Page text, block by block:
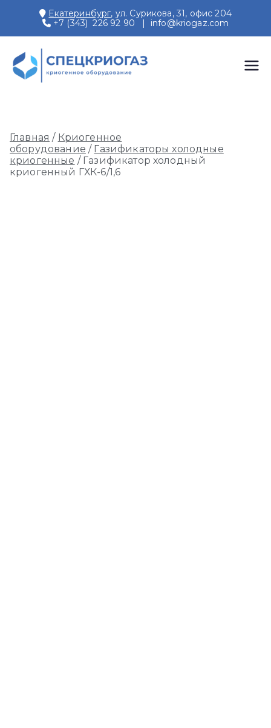
содержимому
Екатеринбург, ул. Сурикова, 31, офис 204
+7 (343) 226 92 90 | info@kriogaz.com
Производство и поставки
Главная / Криогенное
оборудование / Газификаторы холодные
криогенные / Газификатор холодный
криогенный ГХК-6/1,6